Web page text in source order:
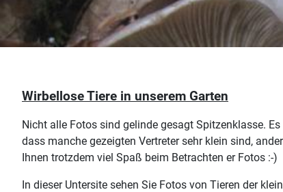
Wirbellose Tiere in unserem Garten
Nicht alle Fotos sind gelinde gesagt Spitzenklasse.
dass manche gezeigten Vertreter sehr klein sind,
Ihnen trotzdem viel Spaß beim Betrachten er Fotos :-)
In dieser Untersite sehen Sie Fotos von Tieren der